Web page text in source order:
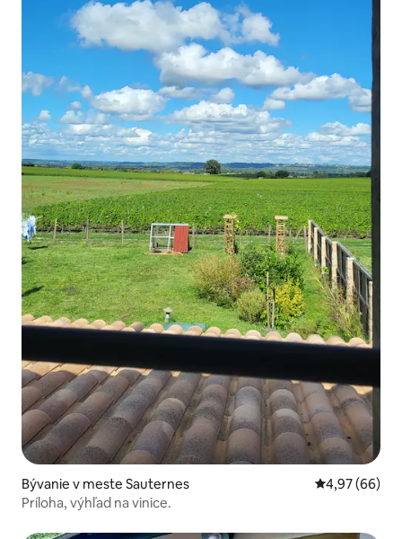
Bývanie v meste Sauternes Priemerné
4,97 (66)
Príloha, výhľad na vinice.